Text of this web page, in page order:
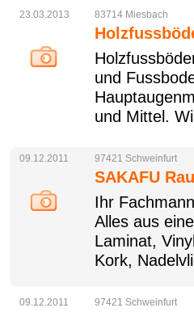
23.03.2013 83714 Miesbach
und
und Mittel.
09.12.2011 97421 Schweinfurt
SAKAFU
Ihr
Alles aus
Laminat,
Kork,
09.12.2011 97421 Schweinfurt